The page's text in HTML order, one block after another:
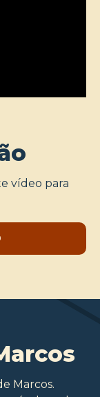
vídeo para
Marcos.